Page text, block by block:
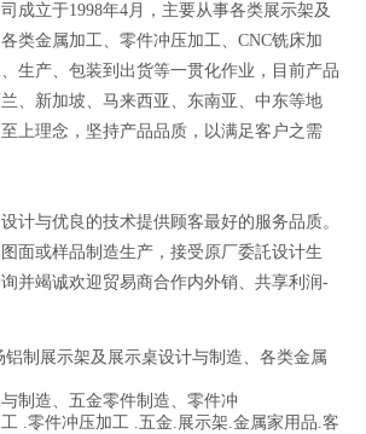
成立于1998年4月，主要从事各类展示架及
类金属加工、零件冲压加工、CNC铣床加
生产、包装到出货等一贯化作业，目前产品
、新加坡、马来西亚、东南亚、中东等地
上理念，坚持产品品质，以满足客户之需
计与优良的技术提供顾客最好的服务品质。
面或样品制造生产，接受原厂委託设计生
并竭诚欢迎贸易商合作内外销、共享利润-
铝制展示架及展示桌设计与制造、各类金属
制造、五金零件制造、零件冲
.零件冲压加工 .五金.展示架.金属家用品.客